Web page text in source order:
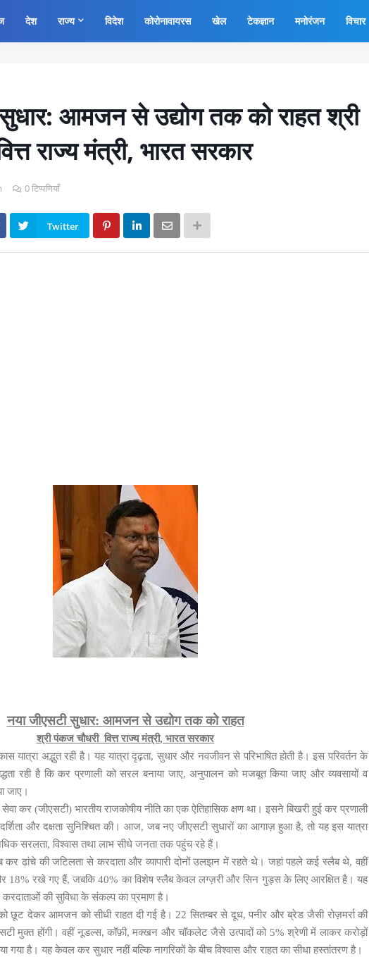
देश राज्य विदेश कोरोनावायरस खेल टेकज्ञान मनोरंजन विचार
आमजन से उद्योग तक को राहत श्री
राज्य मंत्री, भारत सरकार
0 टिप्पणियाँ
Twitter
नया जीएसटी सुधार: आमजन से उद्योग तक को राहत
श्री पंकज चौधरी वित्त राज्य मंत्री, भारत सरकार
यात्रा अद्भुत रही है। यह यात्रा दृढ़ता, सुधार और नवजीवन से परिभाषित होती है। इस परिवर्तन के
रही है कि कर प्रणाली को सरल बनाया जाए,अनुपालन को मजबूत किया जाए और व्यवसायों व
जाए।
सेवा कर (जीएसटी) भारतीय राजकोषीय नीति का एक ऐतिहासिक क्षण था। इसने बिखरी हुई कर प्रणाली
और दक्षता सुनिश्चित की। आज, जब नए जीएसटी सुधारों का आगाज़ हुआ है, तो यह इस यात्रा
सरलता, विश्वास तथा लाभ सीधे जनता तक पहुंच रहे हैं।
कर ढांचे की जटिलता से करदाता और व्यापारी दोनों उलझन में रहते थे। जहां पहले कई स्लैब थे,वहीं
18% रखे गए हैं,जबकि40% का विशेष स्लैब केवल लग्ज़री और सिन गुड्स के लिए आरक्षित है। यह
करदाताओं की सुविधा के संकल्प का प्रमाण है।
छूट देकर आमजन को सीधी राहत दी गई है। 22 सितम्बर से दूध,पनीर और ब्रेड जैसी रोज़मर्रा की
मुक्त होंगी। वहीं नूडल्स, कॉफ़ी,मक्खन और चॉकलेट जैसे उत्पादों को5%श्रेणी में लाकर करोड़ों
गया है। यह केवल कर सुधार नहीं बल्कि नागरिकों के बीच विश्वास और राहत का सीधा हस्तांतरण है।